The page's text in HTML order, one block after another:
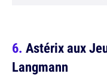
Astérix aux
Langmann